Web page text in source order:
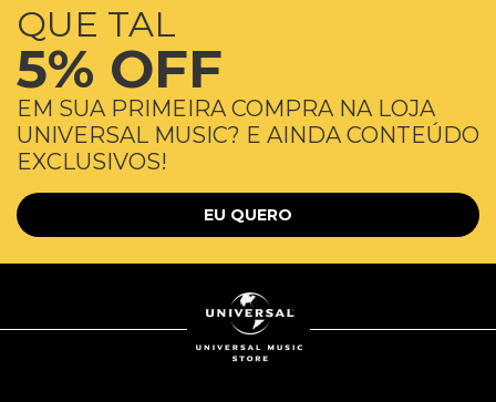
QUE TAL
5% OFF
EM SUA PRIMEIRA COMPRA NA LOJA
UNIVERSAL MUSIC? E AINDA CONTEÚDO
EXCLUSIVOS!
EU QUERO